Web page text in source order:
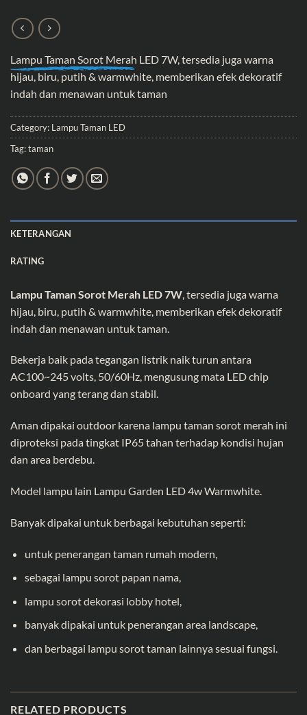
Lampu Taman Sorot Merah LED 7W, tersedia juga warna
hijau, biru, putih & warmwhite, memberikan efek dekoratif
indah dan menawan untuk taman
Category: Lampu Taman LED
Tag:taman
KETERANGAN
RATING
Lampu Taman Sorot Merah LED 7W , tersedia juga warna
hijau, biru, putih & warmwhite, memberikan efek dekoratif
indah dan menawan untuk taman.
Bekerja baik pada tegangan listrik naik turun antara
AC100~245 volts, 50/60Hz, mengusung mata LED chip
onboard yang terang dan stabil.
Aman dipakai outdoor karena lampu taman sorot merah ini
diproteksi pada tingkat IP65 tahan terhadap kondisi hujan
dan area berdebu.
Model lampu lain Lampu Garden LED 4w Warmwhite.
Banyak dipakai untuk berbagai kebutuhan seperti:
untuk penerangan taman rumah modern,
sebagai lampu sorot papan nama,
lampu sorot dekorasi lobby hotel,
banyak dipakai untuk penerangan area landscape,
dan berbagai lampu sorot taman lainnya sesuai fungsi.
RELATED PRODUCTS